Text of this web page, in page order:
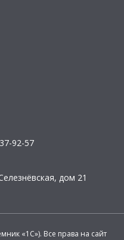
92-57
дом 21
«1С»). Все права на сайт